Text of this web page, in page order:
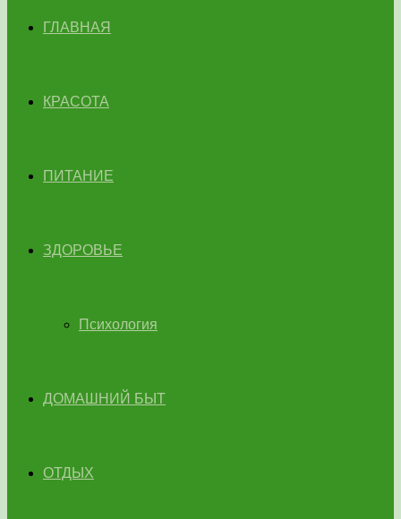
ГЛАВНАЯ
КРАСОТА
ПИТАНИЕ
ЗДОРОВЬЕ
Психология
ДОМАШНИЙ БЫТ
ОТДЫХ